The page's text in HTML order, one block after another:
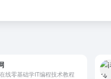
线零基础学IT编程技术教程